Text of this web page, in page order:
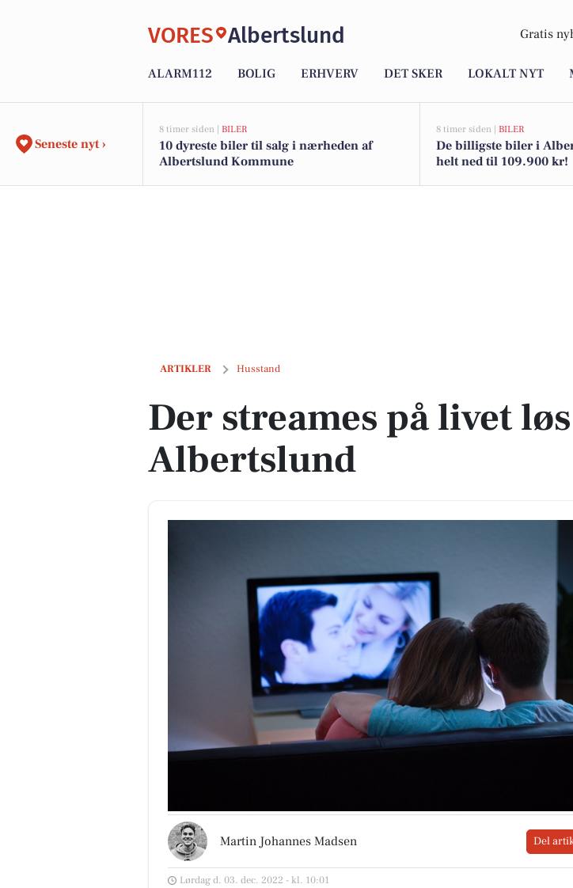
VORES Albertslund Gratis
ALARM112 BOLIG ERHVERV DET SKER LOKALT NYT
Seneste nyt ›
8 timer siden | BILER
10 dyreste biler til salg i nærheden af
Albertslund Kommune
8 timer siden | BILER
De billigste biler i
helt ned til 109.900 kr!
ARTIKLER Husstand
Der streames på livet løs i Albertslund
Der streames på livet
Albertslund
Martin Johannes Madsen Del
Lørdag d. 03. dec. 2022 - kl. 10:01